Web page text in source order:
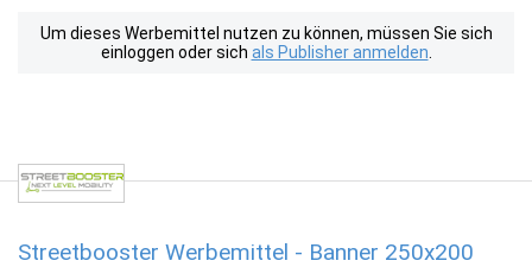
Um dieses Werbemittel nutzen zu können, müssen Sie sich
einloggen oder sich als Publisher anmelden
Streetbooster Werbemittel - Banner 250x200